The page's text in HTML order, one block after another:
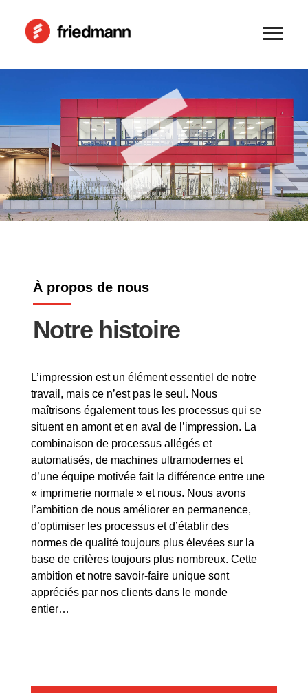
À propos de nous
Notre histoire
L’impression est un élément essentiel de notre
travail, mais ce n’est pas le seul. Nous
maîtrisons également tous les processus qui se
situent en amont et en aval de l’impression. La
combinaison de processus allégés et
automatisés, de machines ultramodernes et
d’une équipe motivée fait la différence entre une
« imprimerie normale » et nous. Nous avons
l’ambition de nous améliorer en permanence,
d’optimiser les processus et d’établir des
normes de qualité toujours plus élevées sur la
base de critères toujours plus nombreux. Cette
ambition et notre savoir-faire unique sont
appréciés par nos clients dans le monde
entier…